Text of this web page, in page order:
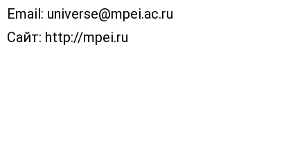
Email: universe@mpei.ac.ru
Сайт: http://mpei.ru